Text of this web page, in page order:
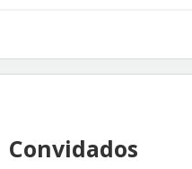
Convidados